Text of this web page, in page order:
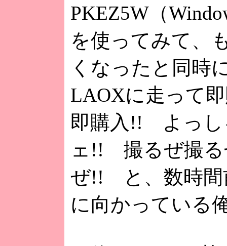
PKEZ5W（
を使ってみて、
くなったと同時
LAOXに走って
即購入!! よっし
ェ!! 撮るぜ撮
ぜ!! と、数時間
に向かっている